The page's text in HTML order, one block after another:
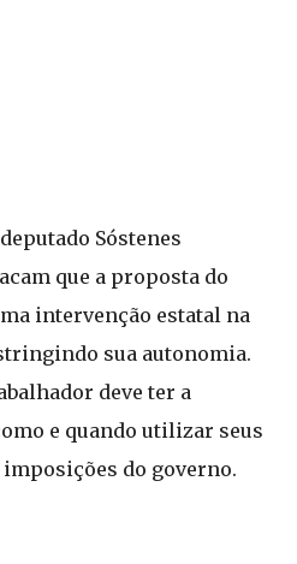
Sóstenes
que a proposta do
intervenção estatal na
sua autonomia.
deve ter a
e quando utilizar seus
imposições do governo.